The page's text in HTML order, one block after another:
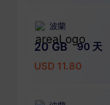
波蘭
20 GB
90 天
USD 11.80